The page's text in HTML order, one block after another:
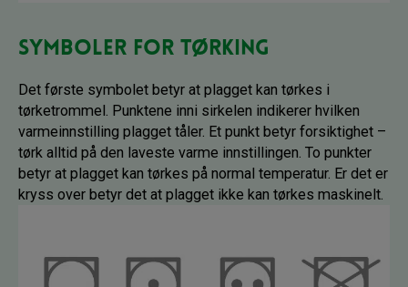
Symboler for tørking
Det første symbolet betyr at plagget kan tørkes i
tørketrommel. Punktene inni sirkelen indikerer hvilken
varmeinnstilling plagget tåler. Et punkt betyr forsiktighet –
tørk alltid på den laveste varme innstillingen. To punkter
betyr at plagget kan tørkes på normal temperatur. Er det er
kryss over betyr det at plagget ikke kan tørkes maskinelt.